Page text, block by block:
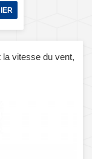
vitesse du vent,